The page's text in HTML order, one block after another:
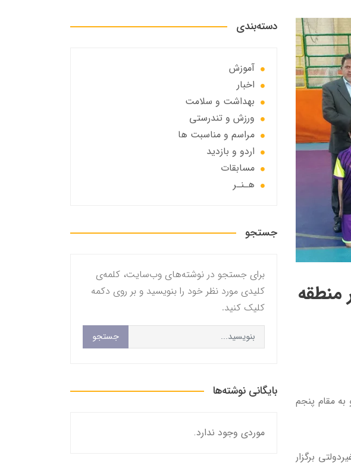
در بین 8 تیم برتر منطقه
منطقه قرار گیرند و به مقام پنجم
تیم از مدارس دولتی و غیردولتی برگزار
دسته‌بندی
آموزش
اخبار
بهداشت و سلامت
ورزش و تندرستی
مراسم و مناسبت ها
اردو و بازدید
مسابقات
هـنـر
جستجو
برای جستجو در نوشته‌های وب‌سایت، کلمه‌ی
کلیدی مورد نظر خود را بنویسید و بر روی دکمه
کلیک کنید.
جستجو
بایگانی نوشته‌ها
موردی وجود ندارد.